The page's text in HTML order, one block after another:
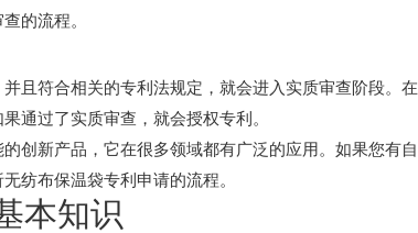
的流程。
且符合相关的专利法规定，就会进入实质审查阶段。
通过了实质审查，就会授权专利。
创新产品，它在很多领域都有广泛的应用。如果您有
纺布保温袋专利申请的流程。
本知识